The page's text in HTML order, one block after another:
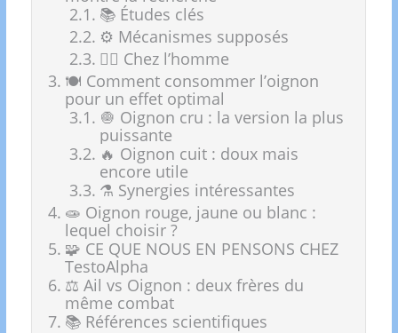
📚 Études clés
⚙️ Mécanismes supposés
🧍‍♂️ Chez l’homme
🍽️ Comment consommer l’oignon
pour un effet optimal
🧅 Oignon cru : la version la plus
puissante
🔥 Oignon cuit : doux mais
encore utile
⚗️ Synergies intéressantes
🧫 Oignon rouge, jaune ou blanc :
lequel choisir ?
🧩 CE QUE NOUS EN PENSONS CHEZ
TestoAlpha
⚖️ Ail vs Oignon : deux frères du
même combat
📚 Références scientifiques